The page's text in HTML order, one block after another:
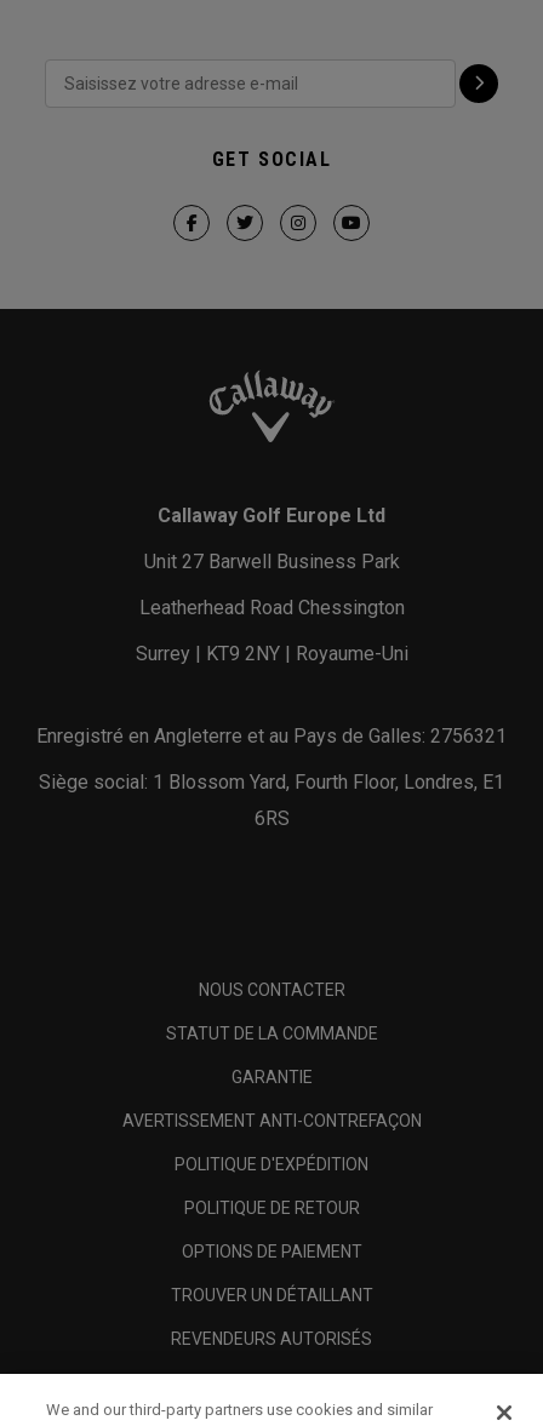
GET SOCIAL
Callaway Golf Europe Ltd
Unit 27 Barwell Business Park
Leatherhead Road Chessington
Surrey | KT9 2NY | Royaume-Uni
Enregistré en Angleterre et au Pays de Galles: 2756321
Siège social: 1 Blossom Yard, Fourth Floor, Londres, E1
6RS
NOUS CONTACTER
STATUT DE LA COMMANDE
GARANTIE
AVERTISSEMENT ANTI-CONTREFAÇON
POLITIQUE D'EXPÉDITION
POLITIQUE DE RETOUR
OPTIONS DE PAIEMENT
TROUVER UN DÉTAILLANT
REVENDEURS AUTORISÉS
We and our third-party partners use cookies and similar